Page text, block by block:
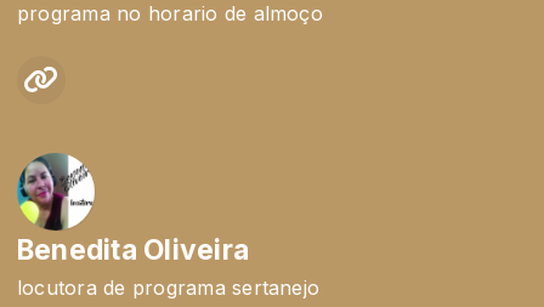
programa no horario de almoço
Benedita Oliveira
locutora de programa sertanejo